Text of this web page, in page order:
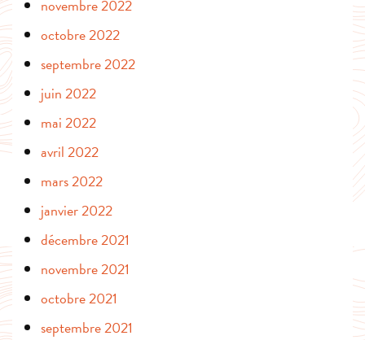
novembre 2022
octobre 2022
septembre 2022
juin 2022
mai 2022
avril 2022
mars 2022
janvier 2022
décembre 2021
novembre 2021
octobre 2021
septembre 2021